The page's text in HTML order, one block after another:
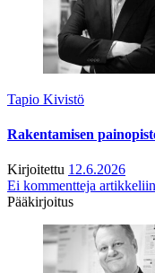
Tapio Kivistö
Rakentamisen
Kirjoitettu 12.6.2026
Ei kommentteja
Pääkirjoitus